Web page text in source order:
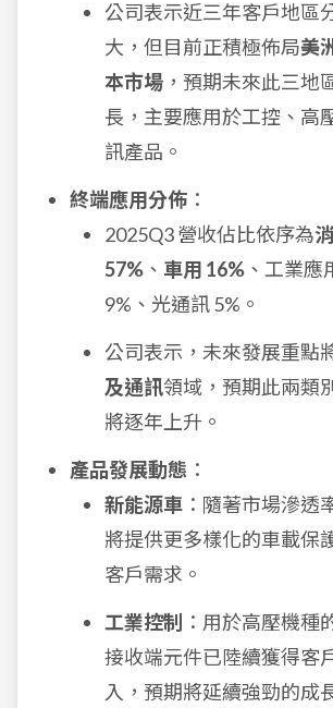
公司表示近三年客戶地區
大，但目前正積極佈局美
本市場 ，預期未來此三地
長，主要應用於工控、高
訊產品。
終端應用分佈 ：
2025Q3 營收佔比依序為
57% 、 車用 16% 、工業應
9%、光通訊 5%。
公司表示，未來發展重點
及通訊領域，預期此兩類
將逐年上升。
產品發展動態 ：
新能源車 ：隨著市場滲透
將提供更多樣化的車載保
客戶需求。
工業控制 ：用於高壓機種
接收端元件已陸續獲得客
入，預期將延續強勁的成